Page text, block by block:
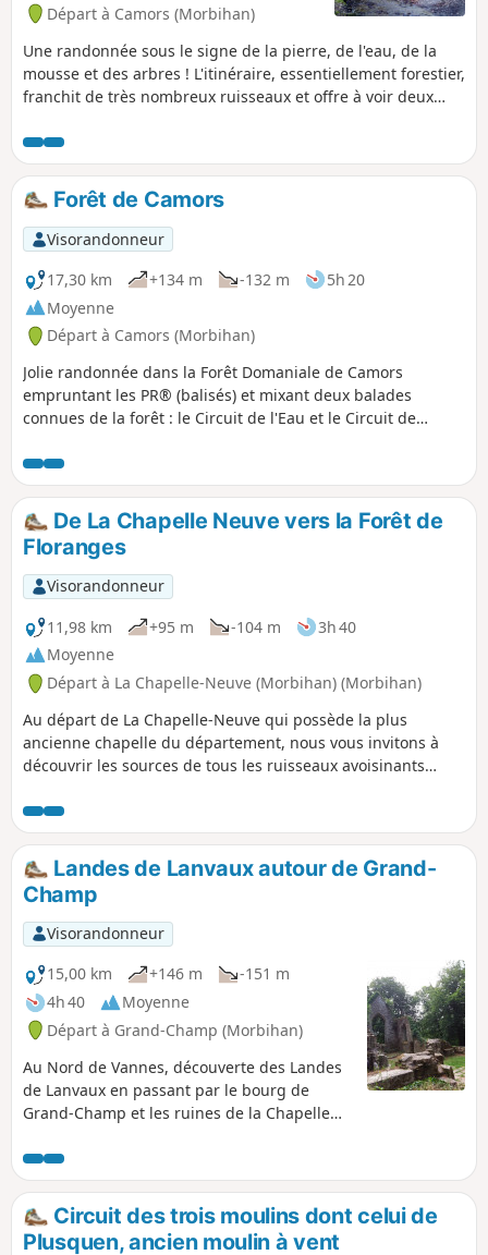
Départ à Camors (Morbihan)
Une randonnée sous le signe de la pierre, de l'eau, de la
mousse et des arbres ! L'itinéraire, essentiellement forestier,
franchit de très nombreux ruisseaux et offre à voir deux
Forêt de Camors
Visorandonneur
17,30 km
+134 m -132 m
5h 20
Moyenne
Départ à Camors (Morbihan)
Jolie randonnée dans la Forêt Domaniale de Camors
empruntant les PR® (balisés) et mixant deux balades
connues de la forêt : le Circuit de l'Eau et le Circuit de
idéale lors des fortes chaleurs. Profitez de ces multiples
petits plans d'eau, ruisseaux, fontaines, menhirs qui
décorent cette belle vallée des Korrigans !
De La Chapelle Neuve vers la Forêt de
Floranges
Visorandonneur
11,98 km
+95 m -104 m
3h 40
Moyenne
Départ à La Chapelle-Neuve (Morbihan) (Morbihan)
Au départ de La Chapelle-Neuve qui possède la plus
ancienne chapelle du département, nous vous invitons à
découvrir les sources de tous les ruisseaux avoisinants
près de Locmaria. Ensuite vous cheminerez dans la Forêt de
Floranges ou, avec quelques petits détours (non décrits ci-
dessous) trois monuments mégalithiques sont à voir.
Landes de Lanvaux autour de Grand-
Champ
Visorandonneur
15,00 km
+146 m
-151 m
4h 40
Moyenne
Départ à Grand-Champ (Morbihan)
Au Nord de Vannes, découverte des Landes
de Lanvaux en passant par le bourg de
Grand-Champ et les ruines de la Chapelle
proximité du Camp de Meucon, magnifiques
au printemps avec les digitales qui colorent
la lande.Circuit des trois moulins dont celui de
Plusquen, ancien moulin à vent